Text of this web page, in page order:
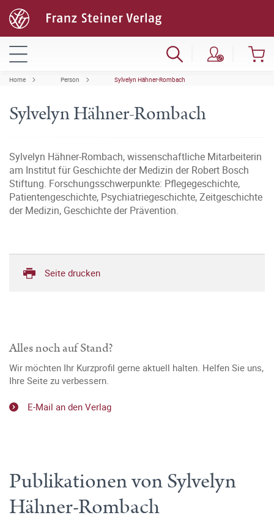
Home Person Sylvelyn Hähner-Rombach
Sylvelyn Hähner-Rombach
Sylvelyn Hähner-Rombach, wissenschaftliche Mitarbeiterin
am Institut für Geschichte der Medizin der Robert Bosch
Stiftung. Forschungsschwerpunkte: Pflegegeschichte,
Patientengeschichte, Psychiatriegeschichte, Zeitgeschichte
der Medizin, Geschichte der Prävention.
Seite drucken
Alles noch auf Stand?
Wir möchten Ihr Kurzprofil gerne aktuell halten. Helfen Sie uns,
Ihre Seite zu verbessern.
E-Mail an den Verlag
Publikationen von Sylvelyn
Hähner-Rombach